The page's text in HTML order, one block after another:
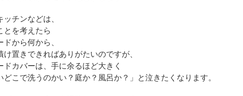
ッチンなどは、
とを考えたら
ドから何から、
け置きできればありがたいのですが、
ドカバーは、手に余るほど大きく
どこで洗うのかい？庭か？風呂か？」と泣きたくなります。